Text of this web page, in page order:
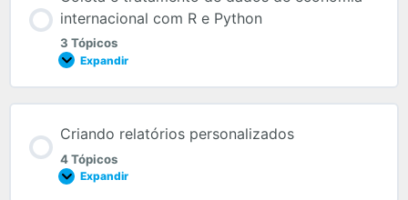
internacional com R e Python
3 Tópicos
Expandir
Criando relatórios personalizados
4 Tópicos
Expandir